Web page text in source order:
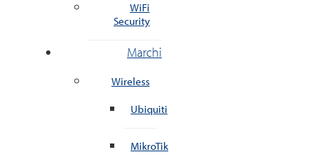
WiFi
Security
Marchi
Wireless
Ubiquiti
MikroTik